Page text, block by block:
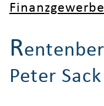
Finanzgewerbe
R
Peter Sack